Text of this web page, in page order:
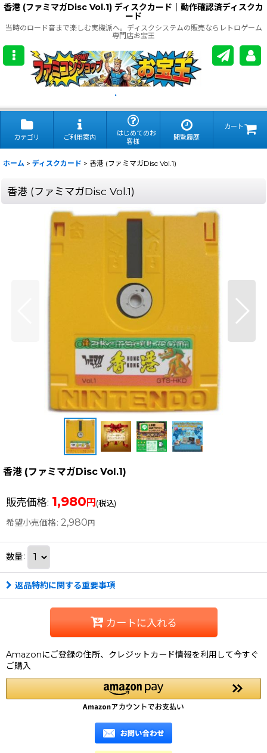
香港 (ファミマガDisc Vol.1) ディスクカード｜動作確認済ディスクカ
ード
当時のロード音まで楽しむ実機派へ。ディスクシステムの販売ならレトロゲーム
専門店お宝王
.
カテゴリ ご利用案内
はじめてのお
客様
閲覧履歴
カート
ホーム > ディスクカード > 香港 (ファミマガDisc Vol.1)
香港 (ファミマガDisc Vol.1)
香港 (ファミマガDisc Vol.1)
販売価格: 1,980円(税込)
希望小売価格: 2,980 円
数量:
返品特約に関する重要事項
カートに入れる
Amazonにご登録の住所、クレジットカード情報を利用して今すぐ
ご購入